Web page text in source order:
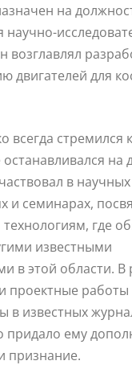
на
научно-
возглавлял
двигателей для
всегда стремился
на
в научных
и семинарах,
где
известными
в этой области. В
проектные
в известных
придало ему
признание.